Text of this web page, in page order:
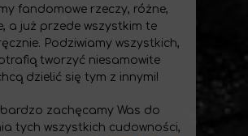
fandomowe rzeczy, różne,
a już przede wszystkim te
Podziwiamy wszystkich,
tworzyć niesamowite
dzielić się tym z innymi!
zachęcamy Was do
tych wszystkich cudowności,